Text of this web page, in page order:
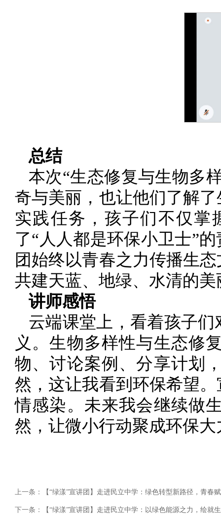
总结
本次“生态修复与生物多
奇与美丽，也让他们了解
实践任务，孩子们不仅掌
了“人人都是环保小卫士”
团始终以青春之力传播生
共建天蓝、地绿、水清的美
讲师感悟
云端课堂上，看着孩子
义。生物多样性与生态修
物、讨论案例、分享计划
然，这让我看到环保希望
情感染。未来我会继续做
然，让微小行动聚成环保大
上一条： 【“绿漾”宣讲团】走进民立中学：绿色转型新路径，青春
下一条： 【“绿漾”宣讲团】走进民立中学：以绿色能源之力，绘就